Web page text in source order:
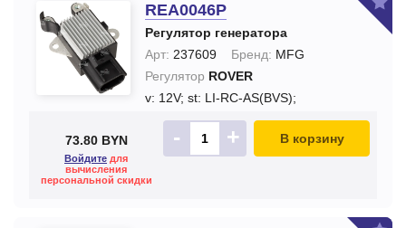
REA0046P
Регулятор генератора
Арт: 237609 Бренд: MFG
Регулятор ROVER
v: 12V; st: LI-RC-AS(BVS);
73.80 BYN
Войдите для
вычисления
персональной скидки
- + В корзину